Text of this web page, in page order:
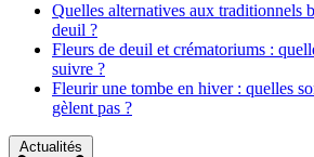
Quelles alternatives aux traditionnels
deuil ?
Fleurs de deuil et crématoriums :
suivre ?
Fleurir une tombe en hiver : quelles
gèlent pas ?
Actualités